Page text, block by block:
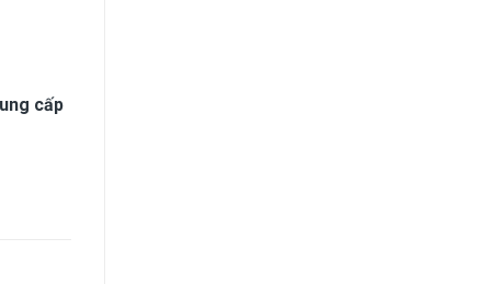
cấp